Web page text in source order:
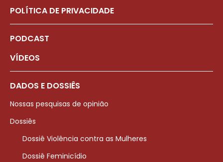
POLÍTICA DE PRIVACIDADE
PODCAST
VÍDEOS
DADOS E DOSSIÊS
Nossas pesquisas de opinião
Dossiês
Dossiê Violência contra as Mulheres
Dossiê Feminicídio